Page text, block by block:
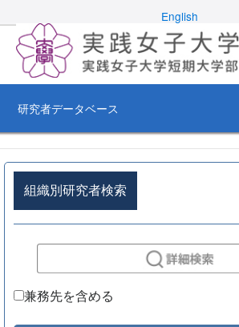
English
研究者データベース
組織別研究者検索
兼務先を含める